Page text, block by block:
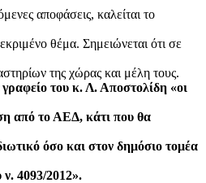
αποφάσεις, καλείται το
θέμα. Σημειώνεται ότι σε
της χώρας και μέλη τους.
του κ. Λ. Αποστολίδη «οι
από το ΑΕΔ, κάτι που θα
όσο και στον δημόσιο τομέα
ν. 4093/2012».